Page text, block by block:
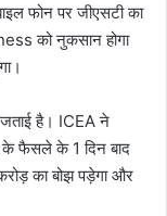
फोन पर जीएसटी का
को नुकसान होगा
है। ICEA ने
के फैसले के 1 दिन बाद
का बोझ पड़ेगा और